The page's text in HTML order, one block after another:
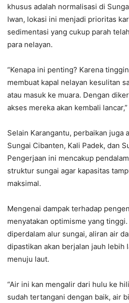
khusus adalah normalisasi di
Iwan, lokasi ini menjadi prioritas
sedimentasi yang cukup parah
para nelayan.‎‎
“Kenapa ini penting? Karena
membuat kapal nelayan kesulitan
atau masuk ke muara. Dengan
akses mereka akan kembali
Selain Karangantu, perbaikan juga
Sungai Cibanten, Kali Padek, dan
Pengerjaan ini mencakup
struktur sungai agar kapasitas
maksimal.‎‎
Mengenai dampak terhadap
menyatakan optimisme yang
diperdalam alur sungai, aliran air
dipastikan akan berjalan jauh lebih
menuju laut.‎‎
“Air ini kan mengalir dari hulu ke
sudah tertangani dengan baik, air